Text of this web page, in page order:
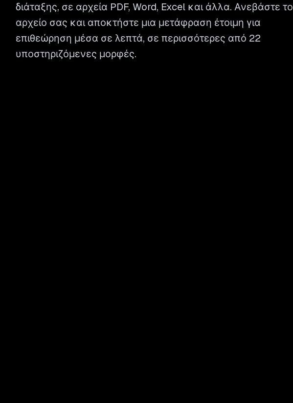
διάταξης, σε αρχεία PDF, Word, Excel και άλλα. Ανεβάστε το
αρχείο σας και αποκτήστε μια μετάφραση έτοιμη για
επιθεώρηση μέσα σε λεπτά, σε περισσότερες από 22
υποστηριζόμενες μορφές.